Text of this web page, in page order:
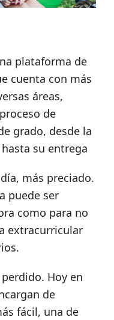
plataforma de
cuenta con más
áreas,
de
grado, desde la
su entrega
más preciado.
puede ser
como para no
extracurricular
Hoy en
de
fácil, una de